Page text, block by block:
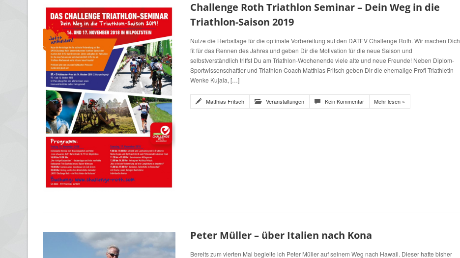
Challenge Roth Triathlon Seminar – Dein Weg in die
Triathlon-Saison 2019
Nutze die Herbsttage für die optimale Vorbereitung auf den DATEV Challenge Roth. Wir machen Dich
fit für das Rennen des Jahres und geben Dir die Motivation für die neue Saison und
selbstverständlich triffst Du am Triathlon-Wochenende viele alte und neue Freunde! Neben Diplom-
Sportwissenschaftler und Triathlon Coach Matthias Fritsch geben Dir die ehemalige Profi-Triathletin
Wenke Kujala, […]
Matthias Fritsch Veranstaltungen Kein Kommentar Mehr lesen »
Peter Müller – über Italien nach Kona
Bereits zum vierten Mal begleite ich Peter Müller auf seinem Weg nach Hawaii. Dieser hatte bisher